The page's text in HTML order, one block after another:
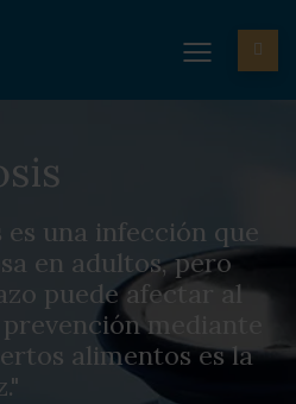
una infección que
en adultos, pero
puede afectar al
mediante
alimentos es la